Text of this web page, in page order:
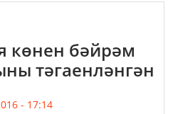
көнен бәйрәм
тәгаенләнгән
- 17:14